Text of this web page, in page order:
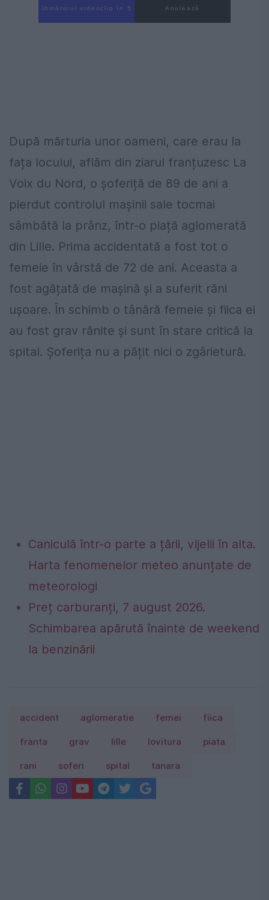
Următorul videoclip în 4 Anulează
După mărturia unor oameni, care erau la
fața locului, aflăm din ziarul franțuzesc La
Voix du Nord, o șoferiță de 89 de ani a
pierdut controlul mașinii sale tocmai
sâmbătă la prânz, într-o piață aglomerată
din Lille. Prima accidentată a fost tot o
femeie în vârstă de 72 de ani. Aceasta a
fost agățată de mașină și a suferit răni
ușoare. În schimb o tânără femeie și fiica ei
au fost grav rănite și sunt în stare critică la
spital. Șoferița nu a pățit nici o zgârietură.
Caniculă într-o parte a țării, vijelii în alta.
Harta fenomenelor meteo anunțate de
meteorologi
Preț carburanți, 7 august 2026.
Schimbarea apărută înainte de weekend
la benzinării
accident aglomeratie femei fiica
franta grav lille lovitura piata
rani soferi spital tanara